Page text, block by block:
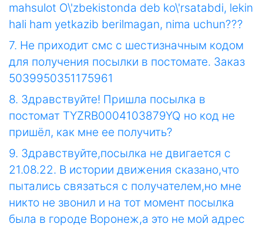
mahsulot O\'zbekistonda deb ko\'rsatabdi, lekin
hali ham yetkazib berilmagan, nima uchun???
7. Не приходит смс с шестизначным кодом
для получения посылки в постомате. Заказ
5039950351175961
8. Здравствуйте! Пришла посылка в
постомат TYZRB0004103879YQ но код не
пришёл, как мне ее получить?
9. Здравствуйте,посылка не двигается с
21.08.22. В истории движения сказано,что
пытались связаться с получателем,но мне
никто не звонил и на тот момент посылка
была в городе Воронеж,а это не мой адрес